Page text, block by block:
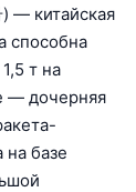
) — китайская
способна
т на
— дочерняя
на базе